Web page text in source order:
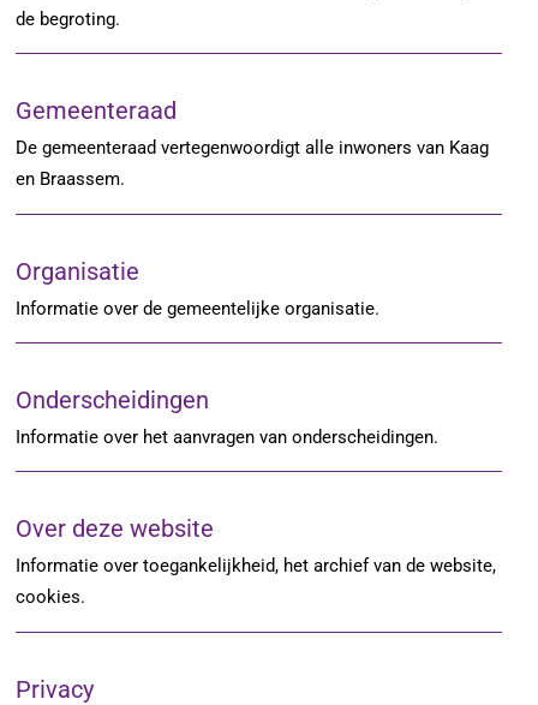
de begroting.
Gemeenteraad
De gemeenteraad vertegenwoordigt alle inwoners van Kaag
en Braassem.
Organisatie
Informatie over de gemeentelijke organisatie.
Onderscheidingen
Informatie over het aanvragen van onderscheidingen.
Over deze website
Informatie over toegankelijkheid, het archief van de website,
cookies.
Privacy